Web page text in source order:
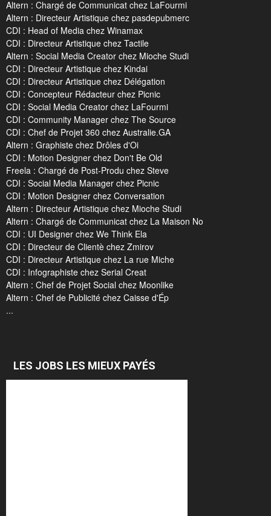
Altern : Chargé de Communicat chez LaFourmi
Altern : Directeur Artistique chez pasdepubmerc
CDI : Head of Media chez Winamax
CDI : Directeur Artistique chez Tactile
Altern : Social Media Creator chez Mioche Studi
CDI : Directeur Artistique chez Kindai
CDI : Directeur Artistique chez Délégation
CDI : Concepteur Rédacteur chez Picnic
CDI : Social Media Creator chez LaFourmi
CDI : Community Manager chez The Source
CDI : Chef de Projet 360 chez Australie.GA
Altern : Graphiste chez Drôles d'Oi
CDI : Motion Designer chez Don't Be Old
Freela : Chargé de Post-Produ chez Steve
CDI : Social Media Manager chez Picnic
CDI : Motion Designer chez Conversation
Altern : Directeur Artistique chez Mioche Studi
Altern : Chargé de Communicat chez La Maison No
CDI : UI Designer chez We Think Ela
CDI : Directeur de Clientè chez Zmirov
CDI : Directeur Artistique chez La rue Miche
CDI : Infographiste chez Serial Creat
Altern : Chef de Projet Social chez Moonlike
Altern : Chef de Publicité chez Caisse d'Ép
...
LES JOBS LES MIEUX PAYÉS